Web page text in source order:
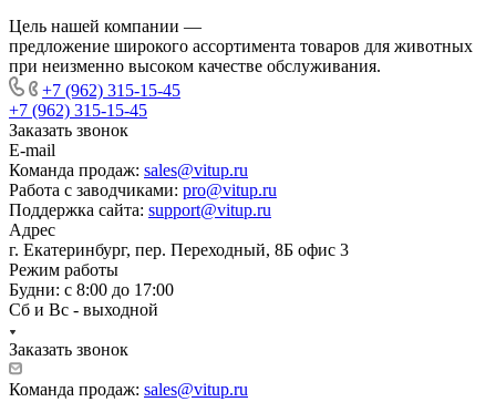
Цель нашей компании —
предложение широкого ассортимента товаров для животных
при неизменно высоком качестве обслуживания.
+7 (962) 315-15-45
+7 (962) 315-15-45
Заказать звонок
E-mail
Команда продаж: sales@vitup.ru
Работа с заводчиками: pro@vitup.ru
Поддержка сайта: support@vitup.ru
Адрес
г. Екатеринбург, пер. Переходный, 8Б офис 3
Режим работы
Будни: с 8:00 до 17:00
Сб и Вс - выходной
Заказать звонок
Команда продаж: sales@vitup.ru